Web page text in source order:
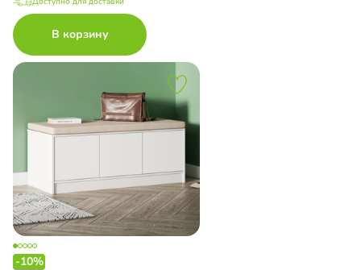
В корзину
-10%